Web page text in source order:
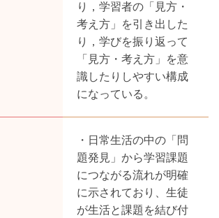
り，学習者の「見方・
考え方」を引き出した
り，学びを振り返って
「見方・考え方」を意
識したりしやすい構成
になっている。
・日常生活の中の「問
題発見」から学習課題
につながる流れが明確
に示されており、生徒
が生活と課題を結び付